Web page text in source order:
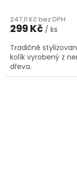
247,11 Kč bez DPH
299 Kč / ks
Tradičně
kolík vyrobený z
dřeva.